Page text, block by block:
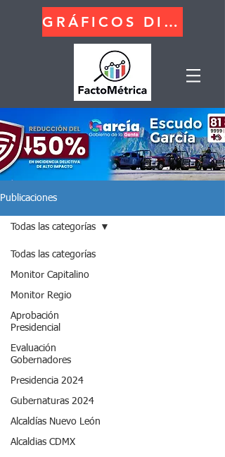
GRÁFICOS DINÁMICOS
Publicaciones
Todas las categorías
Monitor Capitalino
Monitor Regio
Aprobación
Presidencial
Evaluación
Gobernadores
Presidencia 2024
Gubernaturas 2024
Alcaldías Nuevo León
Alcaldias CDMX
Todas las categorías